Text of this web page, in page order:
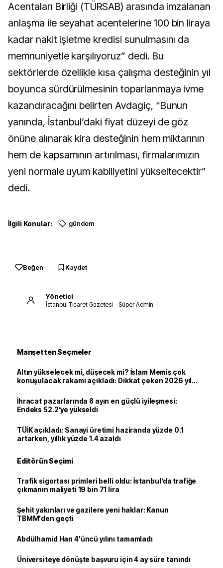
Acentaları Birliği (TÜRSAB) arasında imzalanan
anlaşma ile seyahat acentelerine 100 bin liraya
kadar nakit işletme kredisi sunulmasını da
memnuniyetle karşılıyoruz” dedi. Bu
sektörlerde özellikle kısa çalışma desteğinin yıl
boyunca sürdürülmesinin toparlanmaya ivme
kazandıracağını belirten Avdagiç, “Bunun
yanında, İstanbul’daki fiyat düzeyi de göz
önüne alınarak kira desteğinin hem miktarının
hem de kapsamının artırılması, firmalarımızın
yeni normale uyum kabiliyetini yükseltecektir”
dedi.
İlgili Konular: gündem
Beğen Kaydet
Yönetici
İstanbul Ticaret Gazetesi – Süper Admin
Manşetten Seçmeler
Altın yükselecek mi, düşecek mi? İslam Memiş çok
konuşulacak rakamı açıkladı: Dikkat çeken 2026 yıl
İhracat pazarlarında 8 ayın en güçlü iyileşmesi:
Endeks 52.2’ye yükseldi
TÜİK açıkladı: Sanayi üretimi haziranda yüzde 0.1
artarken, yıllık yüzde 1.4 azaldı
Editörün Seçimi
Trafik sigortası primleri belli oldu: İstanbul’da trafiğe
çıkmanın maliyeti 19 bin 71 lira
Şehit yakınları ve gazilere yeni haklar: Kanun
TBMM'den geçti
Abdülhamid Han 4'üncü yılını tamamladı
Üniversiteye dönüşte başvuru için 4 ay süre tanındı